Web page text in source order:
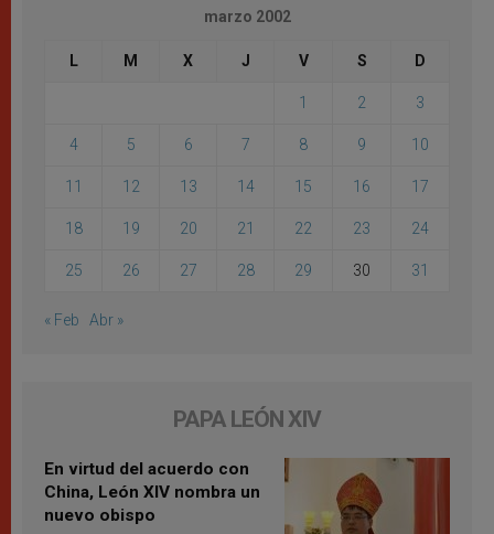
marzo 2002
L M X J V S D
1 2 3
4 5 6 7 8 9 10
11 12 13 14 15 16 17
18 19 20 21 22 23 24
25 26 27 28 29 30 31
« Feb Abr »
PAPA LEÓN XIV
En virtud del acuerdo con
China, León XIV nombra un
nuevo obispo